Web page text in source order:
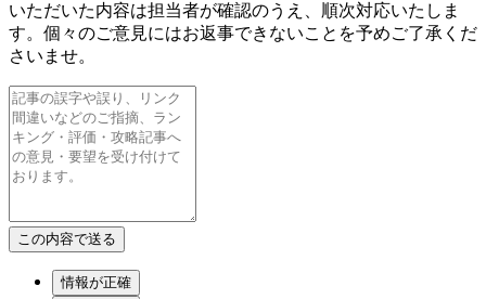
いただいた内容は担当者が確認のうえ、順次対応いたしま
す。個々のご意見にはお返事できないことを予めご了承くだ
さいませ。
情報が正確